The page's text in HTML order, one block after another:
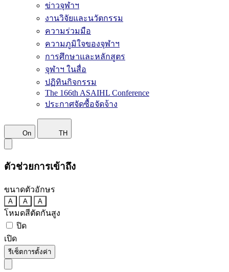
ข่าวจุฬาฯ
งานวิจัยและนวัตกรรม
ความร่วมมือ
ความภูมิใจของจุฬาฯ
การศึกษาและหลักสูตร
จุฬาฯ ในสื่อ
ปฏิทินกิจกรรม
The 166th ASAIHL Conference
ประกาศจัดซื้อจัดจ้าง
On TH
ตัวช่วยการเข้าถึง
ขนาดตัวอักษร
A A A
โหมดสีตัดกันสูง
ปิด
เปิด
รีเซ็ตการตั้งค่า